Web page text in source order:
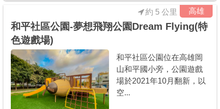
高雄
約 5 公里
和平社區公園-夢想飛翔公園Dream Flying(特
色遊戲場)
和平社區公園位在高雄岡
山和平國小旁，公園遊戲
場於2021年10月翻新，以
空...